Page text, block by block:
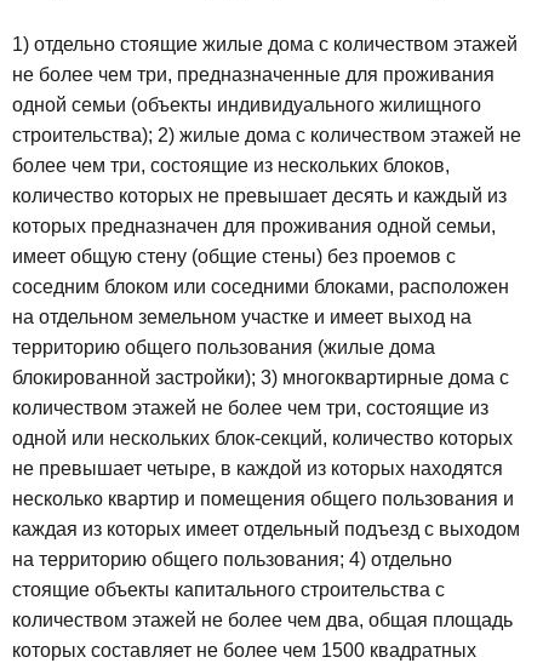
1) отдельно стоящие жилые дома с количеством этажей
не более чем три, предназначенные для проживания
одной семьи (объекты индивидуального жилищного
строительства); 2) жилые дома с количеством этажей не
более чем три, состоящие из нескольких блоков,
количество которых не превышает десять и каждый из
которых предназначен для проживания одной семьи,
имеет общую стену (общие стены) без проемов с
соседним блоком или соседними блоками, расположен
на отдельном земельном участке и имеет выход на
территорию общего пользования (жилые дома
блокированной застройки); 3) многоквартирные дома с
количеством этажей не более чем три, состоящие из
одной или нескольких блок-секций, количество которых
не превышает четыре, в каждой из которых находятся
несколько квартир и помещения общего пользования и
каждая из которых имеет отдельный подъезд с выходом
на территорию общего пользования; 4) отдельно
стоящие объекты капитального строительства с
количеством этажей не более чем два, общая площадь
которых составляет не более чем 1500 квадратных